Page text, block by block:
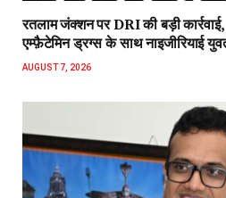
रतलाम जंक्शन पर DRI की बड़ी
एम्फ़ैटेमिन ड्रग्स के साथ नाइजीरियाई
AUGUST 7, 2026